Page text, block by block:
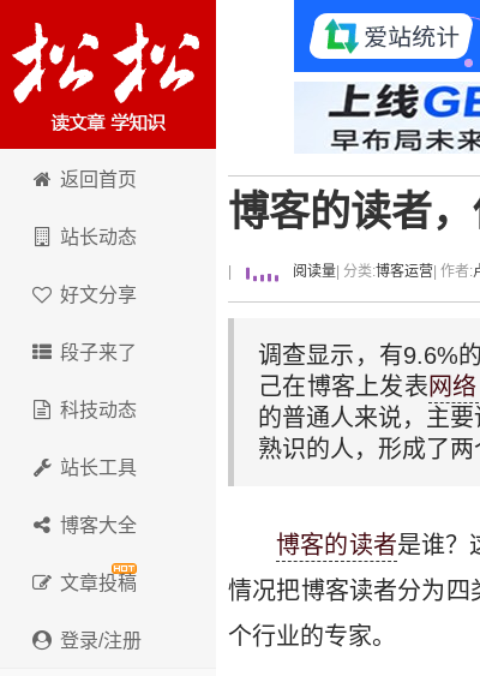
卢松松博客
返回首页
站长动态
好文分享
段子来了
科技动态
站长工具
博客大全
文章投稿
登录/注册
博客的读者，
阅读量 | 分类:博客运营 | 作者:
调查显示，有9.6%
己在博客上发表网
的普通人来说，主
熟识的人，形成了两
博客的读者是谁？
情况把博客读者分为四
个行业的专家。